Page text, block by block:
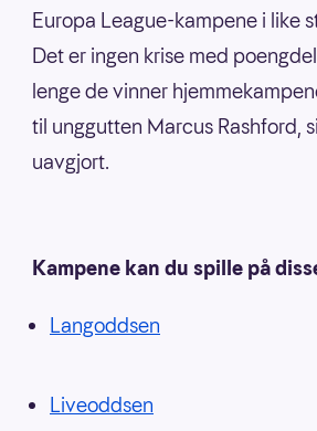
Europa League-kampene i like
Det er ingen krise med
lenge de vinner
til unggutten Marcus Rashford,
uavgjort.
Kampene kan du spille på
Langoddsen
Liveoddsen